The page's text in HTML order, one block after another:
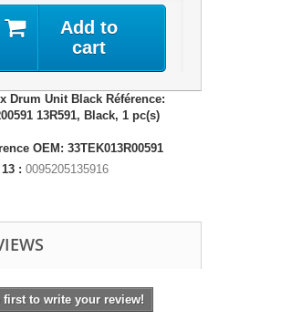
Add to
cart
Drum Unit Black Référence:
13R591, Black, 1 pc(s)
OEM: 33TEK013R00591
: 0095205135916
first to write your review!